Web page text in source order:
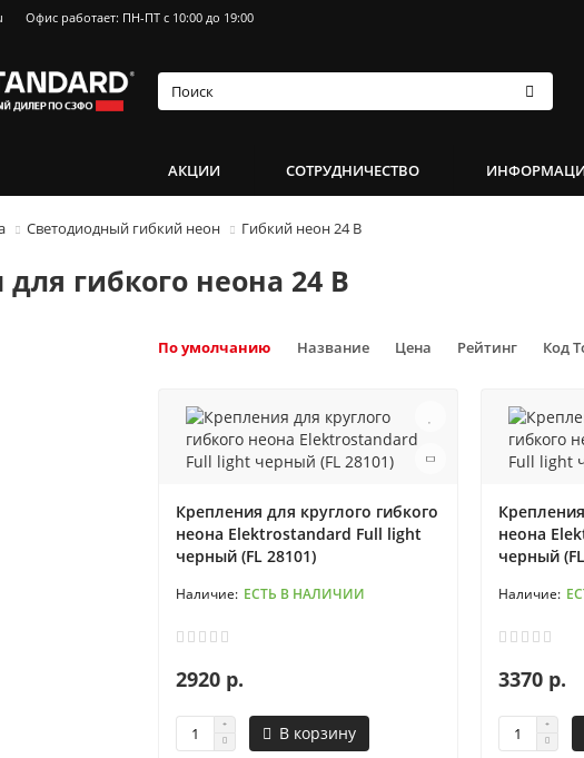
Офис работает: ПН-ПТ с 10:00 до 19:00
АКЦИИ СОТРУДНИЧЕСТВО
Светодиодный гибкий неон Гибкий неон 24 В
для гибкого неона 24 В
По умолчанию Название Цена Рейтинг Код
Крепления для круглого гибкого
неона Elektrostandard Full light
черный (FL 28101)
ЕСТЬ В НАЛИЧИИ
2920 р.
В корзину
неона
черный
3370 р.